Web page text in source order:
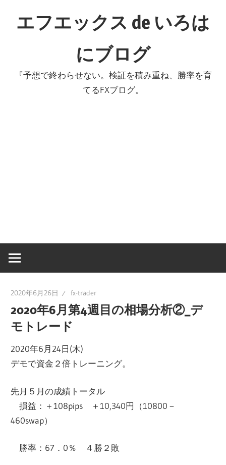
エフエックス de いろは
にブログ
『予想で終わらせない。検証を積み重ね、勝率を育
てるFXブログ。
2020年6月26日 fx-trader
2020年6月第4週目の相場分析②_デ
モトレード
2020年6月24日(木)
デモで資金２倍トレーニング。
先月５月の成績トータル
損益：＋108pips ＋10,340円（10800－
460swap）
勝率：67．0％ ４勝２敗